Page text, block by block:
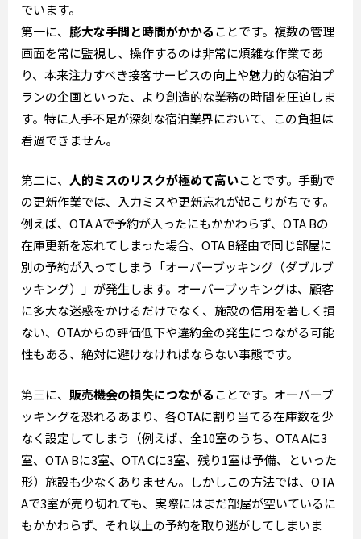
でいます。
第一に、 膨大な手間と時間がかかることです。複数の管理
画面を常に監視し、操作するのは非常に煩雑な作業であ
り、本来注力すべき接客サービスの向上や魅力的な宿泊プ
ランの企画といった、より創造的な業務の時間を圧迫しま
す。特に人手不足が深刻な宿泊業界において、この負担は
看過できません。
第二に、 人的ミスのリスクが極めて高いことです。手動で
の更新作業では、入力ミスや更新忘れが起こりがちです。
例えば、OTA Aで予約が入ったにもかかわらず、OTA Bの
在庫更新を忘れてしまった場合、OTA B経由で同じ部屋に
別の予約が入ってしまう「オーバーブッキング（ダブルブ
ッキング）」が発生します。オーバーブッキングは、顧客
に多大な迷惑をかけるだけでなく、施設の信用を著しく損
ない、OTAからの評価低下や違約金の発生につながる可能
性もある、絶対に避けなければならない事態です。
第三に、 販売機会の損失につながることです。オーバーブ
ッキングを恐れるあまり、各OTAに割り当てる在庫数を少
なく設定してしまう（例えば、全10室のうち、OTA Aに3
室、OTA Bに3室、OTA Cに3室、残り1室は予備、といった
形）施設も少なくありません。しかしこの方法では、OTA
Aで3室が売り切れても、実際にはまだ部屋が空いているに
もかかわらず、それ以上の予約を取り逃がしてしまいま